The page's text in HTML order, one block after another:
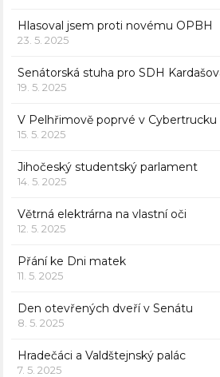
Hlasoval jsem proti novému OPBH
23. 5. 2025
Senátorská stuha pro SDH
19. 5. 2025
V Pelhřimově poprvé v Cybertrucku
15. 5. 2025
Jihočeský studentský parlament
14. 5. 2025
Větrná elektrárna na vlastní oči
12. 5. 2025
Přání ke Dni matek
11. 5. 2025
Den otevřených dveří v Senátu
8. 5. 2025
Hradečáci a Valdštejnský palác
7. 5. 2025